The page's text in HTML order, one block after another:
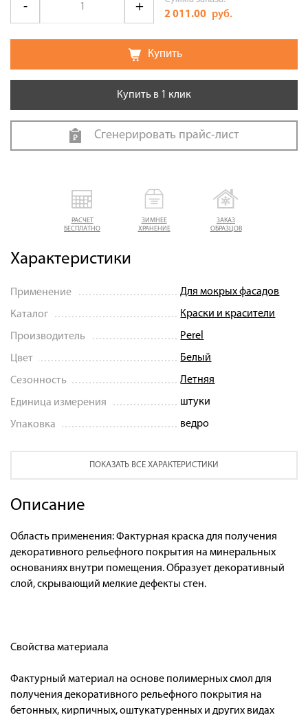
РАСЧЕТ
БЕСПЛАТНО
ЗИМНЕЕ
ХРАНЕНИЕ
ЗАКАЗ
ОБРАЗЦОВ
Характеристики
Применение Для мокрых фасадов
Каталог Краски и красители
Производитель Perel
Цвет Белый
Сезонность Летняя
Единица измерения штуки
Упаковка ведро
ПОКАЗАТЬ ВСЕ ХАРАКТЕРИСТИКИ
Описание
Область применения: Фактурная краска для получения
декоративного рельефного покрытия на минеральных
основаниях внутри помещения. Образует декоративный
слой, скрывающий мелкие дефекты стен.
Свойства материала
Фактурный материал на основе полимерных смол для
получения декоративного рельефного покрытия на
бетонных, кирпичных, оштукатуренных и других видах
2 011.00 руб.
Купить
Купить в 1 клик
Сгенерировать прайс-лист